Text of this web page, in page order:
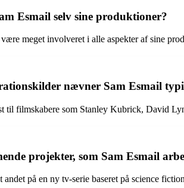
Esmail selv sine produktioner?
meget involveret i alle aspekter af sine
nævner Sam Esmail
til filmskabere som Stanley Kubrick, David
projekter, som Sam Esmail
andet på en ny tv-serie baseret på science